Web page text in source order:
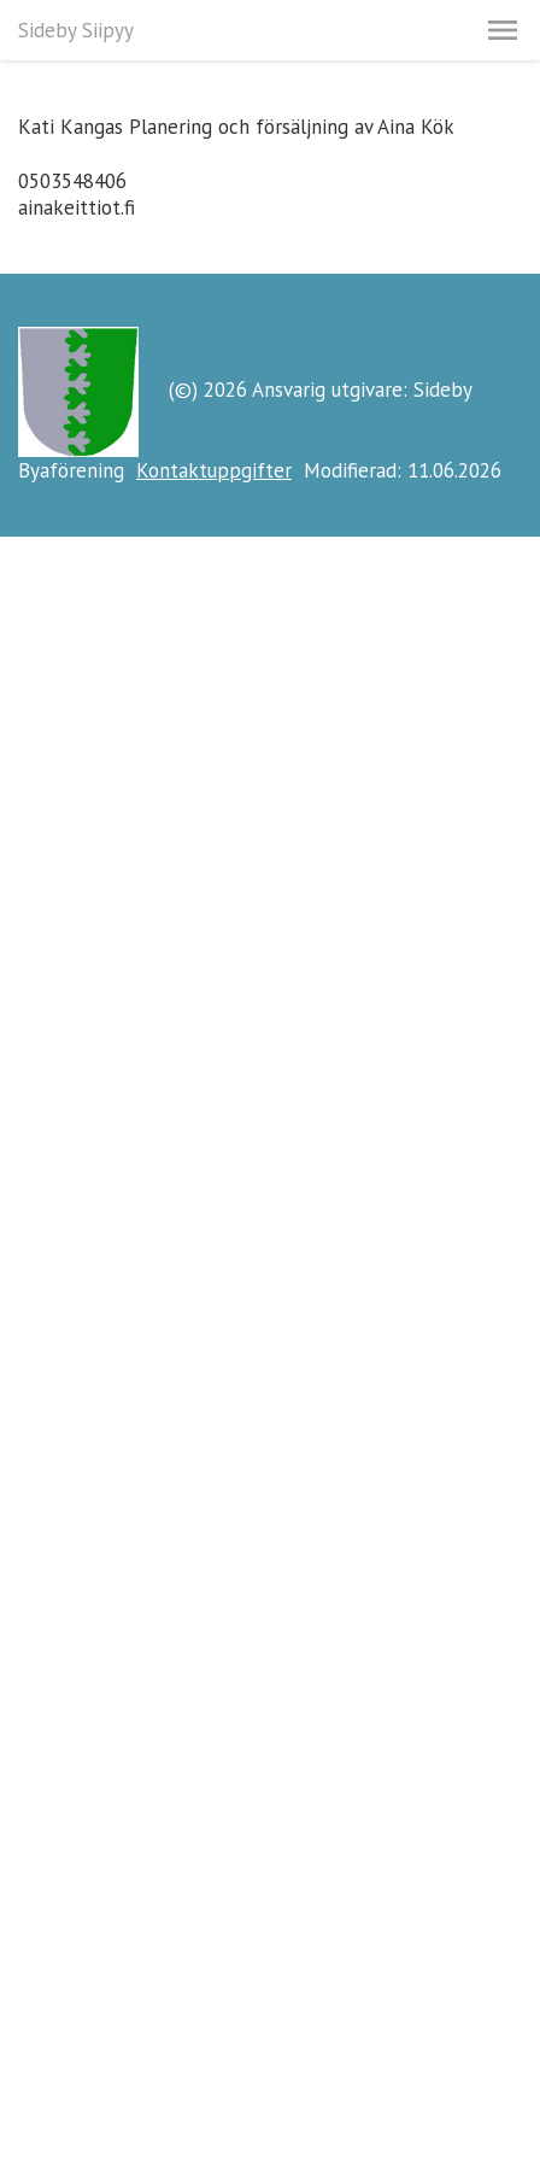
Sideby Siipyy
Kati Kangas Planering och försäljning av Aina Kök
0503548406
ainakeittiot.fi
(©) 2026 Ansvarig utgivare: Sideby
Byaförening Kontaktuppgifter Modifierad: 11.06.2026